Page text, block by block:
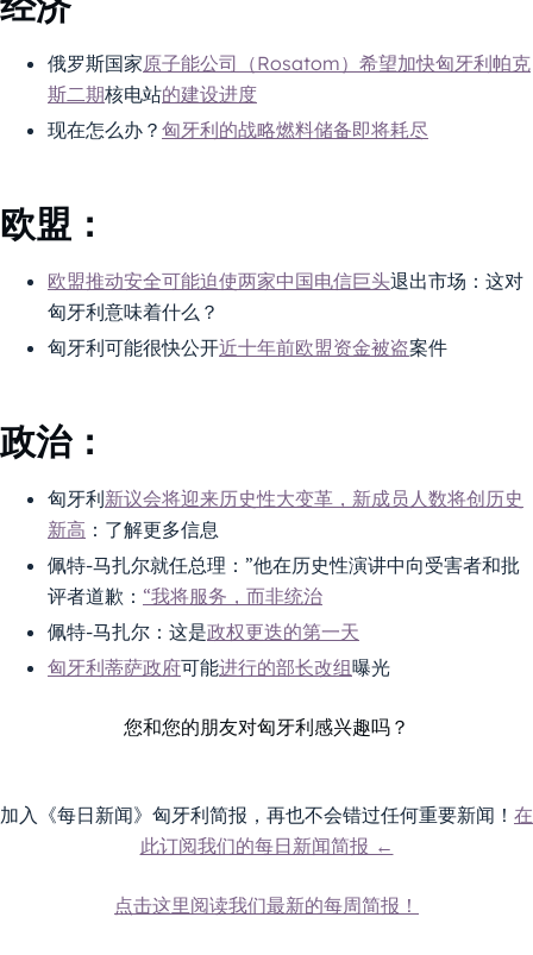
俄罗斯国家原子能公司（Rosatom）希望加快匈牙利帕克
斯二期核电站的建设进度
现在怎么办？ 匈牙利的战略燃料储备即将耗尽
欧盟：
欧盟推动安全可能迫使两家中国电信巨头退出市场：这对
匈牙利意味着什么？
匈牙利可能很快公开近十年前欧盟资金被盗案件
政治：
匈牙利新议会将迎来历史性大变革，新成员人数将创历史
新高 ：了解更多信息
佩特-马扎尔就任总理：”他在历史性演讲中向受害者和批
评者道歉： “我将服务，而非统治
佩特-马扎尔：这是政权更迭的第一天
匈牙利蒂萨政府可能进行的部长改组曝光
您和您的朋友对匈牙利感兴趣吗？
加入《每日新闻》匈牙利简报，再也不会错过任何重要新闻！ 在
此订阅我们的每日新闻简报 ←
点击这里阅读我们最新的每周简报！